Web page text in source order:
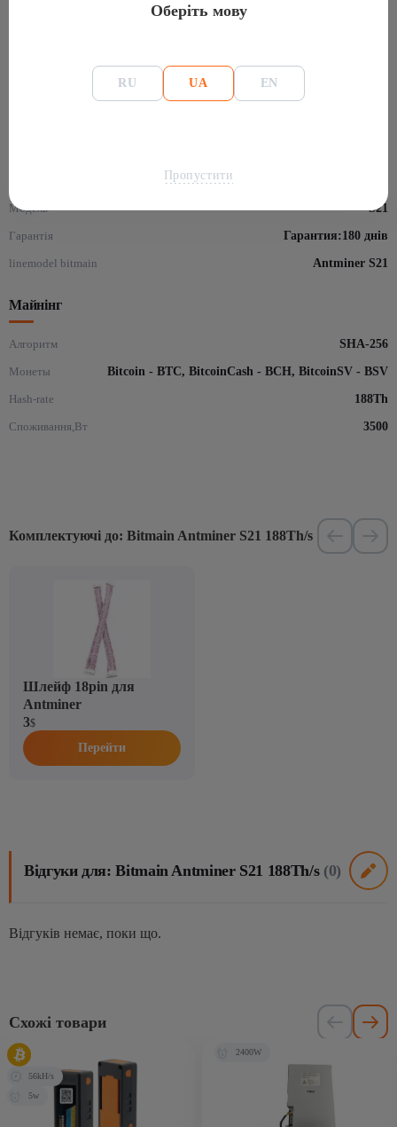
Повні характеристики: Bitmain Antminer S21
Модель S21
Гарантія Гарантия:180 днів
linemodel bitmain Antminer S21
Майнінг
Алгоритм SHA-256
Монеты Bitcoin - BTC, BitcoinCash - BCH, BitcoinSV - BSV
Hash-rate 188Th
Споживання,Вт 3500
Комплектуючі до: Bitmain Antminer S21 188Th/s
Шлейф 18pin для
Antminer
3$
Перейти
Відгуки для: Bitmain Antminer S21 188Th/s (0)
Відгуків немає, поки що.
Схожі товари
56kH/s
5w
2400W
Оберіть мову
RU UA EN
Пропустити